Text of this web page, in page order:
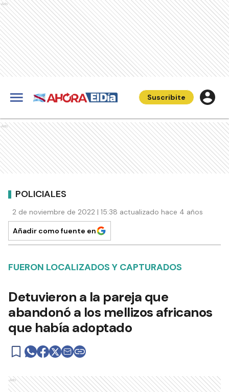
Ads
Suscribite
Ads
POLICIALES
2 de noviembre de 2022 | 15:38 actualizado hace 4 años
Añadir como fuente en
FUERON LOCALIZADOS Y CAPTURADOS
Detuvieron a la pareja que
abandonó a los mellizos africanos
que había adoptado
Ads